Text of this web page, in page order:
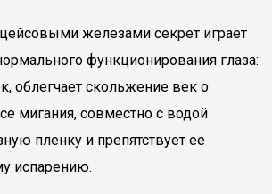
железами секрет играет
функционирования глаза:
облегчает скольжение век о
мигания, совместно с водой
пленку и препятствует ее
испарению.